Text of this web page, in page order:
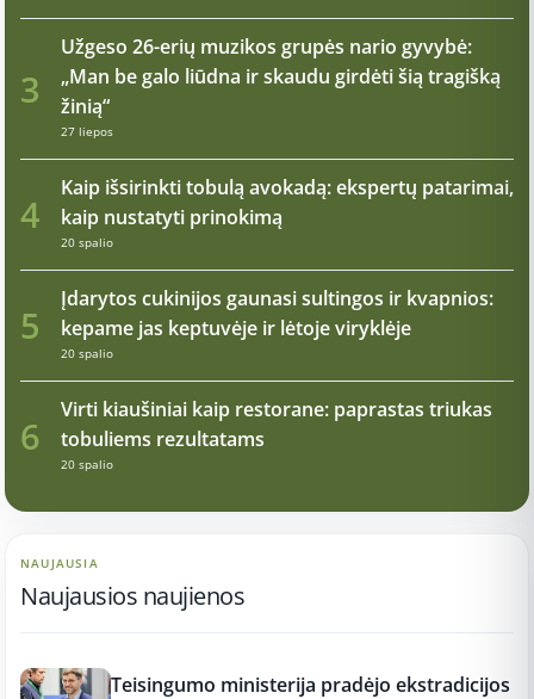
3
Užgeso 26-erių muzikos grupės nario gyvybė:
„Man be galo liūdna ir skaudu girdėti šią tragišką
žinią“
27 liepos
4
Kaip išsirinkti tobulą avokadą: ekspertų patarimai,
kaip nustatyti prinokimą
20 spalio
5
Įdarytos cukinijos gaunasi sultingos ir kvapnios:
kepame jas keptuvėje ir lėtoje viryklėje
20 spalio
6
Virti kiaušiniai kaip restorane: paprastas triukas
tobuliems rezultatams
20 spalio
NAUJAUSIA
Naujausios naujienos
Teisingumo ministerija pradėjo ekstradicijos